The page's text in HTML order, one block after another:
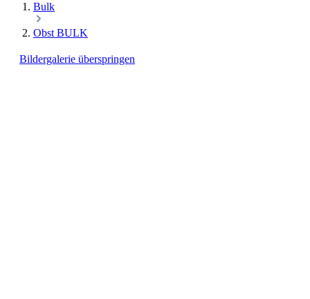
Bulk
Obst BULK
Bildergalerie überspringen